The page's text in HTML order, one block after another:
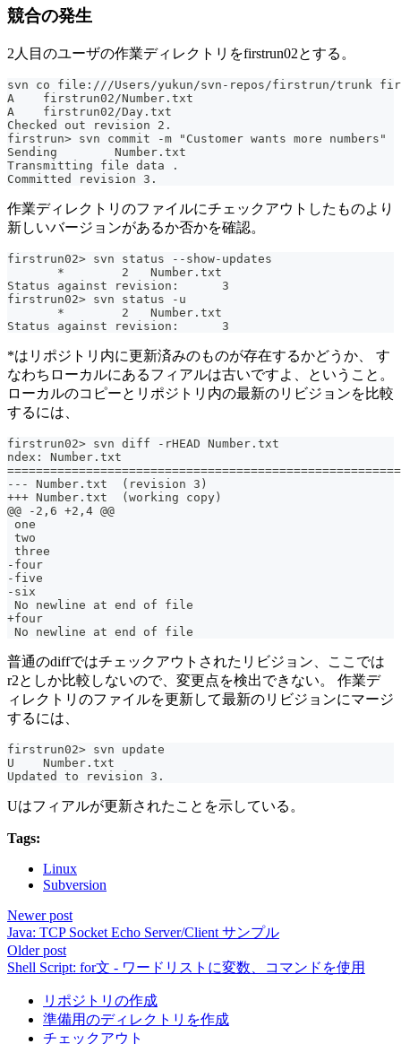
競合の発生
2人目のユーザの作業ディレクトリをfirstrun02とする。
svn co file:///Users/yukun/svn-repos/firstrun/trunk
A    firstrun02/Number.txt
A    firstrun02/Day.txt
Checked out revision 2.
firstrun> svn commit -m "Customer wants more numbers"
Sending        Number.txt
Transmitting file data .
Committed revision 3.
作業ディレクトリのファイルにチェックアウトしたものより
新しいバージョンがあるか否かを確認。
firstrun02> svn status --show-updates
       *        2   Number.txt
Status against revision:      3
firstrun02> svn status -u
       *        2   Number.txt
Status against revision:      3
*はリポジトリ内に更新済みのものが存在するかどうか、 す
なわちローカルにあるフィアルは古いですよ、ということ。
ローカルのコピーとリポジトリ内の最新のリビジョンを比較
するには、
firstrun02> svn diff -rHEAD Number.txt
ndex: Number.txt
--- Number.txt	(revision 3)
+++ Number.txt	(working copy)
@@ -2,6 +2,4 @@
one
two
three
-four
-five
-six
No newline at end of file
+four
No newline at end of file
普通のdiffではチェックアウトされたリビジョン、ここでは
r2としか比較しないので、変更点を検出できない。 作業デ
ィレクトリのファイルを更新して最新のリビジョンにマージ
するには、
firstrun02> svn update
U    Number.txt
Updated to revision 3.
Uはフィアルが更新されたことを示している。
Tags:
Linux
Subversion
Newer post
Java: TCP Socket Echo Server/Client サンプル
Older post
Shell Script: for文 - ワードリストに変数、コマンドを使用
リポジトリの作成
準備用のディレクトリを作成
チェックアウト